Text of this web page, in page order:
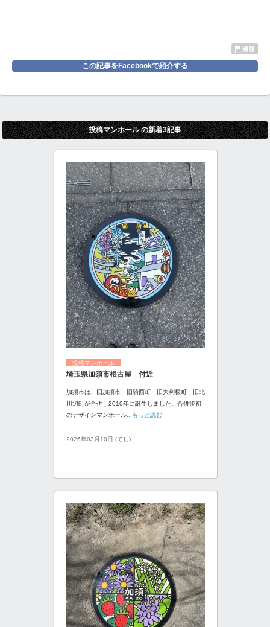
この記事をFacebookで紹介する
投稿マンホール の新着3記事
投稿マンホール
埼玉県加須市根古屋 付近
加須市は、旧加須市・旧騎西町・旧大利根町・旧北
川辺町が合併し2010年に誕生しました。合併後初
のデザインマンホール...もっと読む
2026年03月10日 (てし)